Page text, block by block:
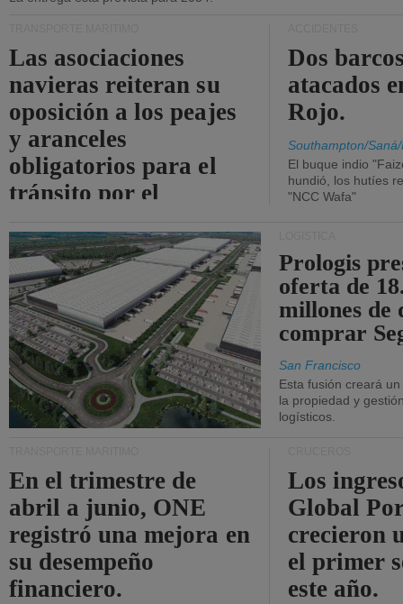
Las asociaciones
navieras reiteran su
oposición a los peajes
y aranceles
obligatorios para el
tránsito por el
Dos
atacados
Rojo.
Southampton/
El buque indio
hundió, los hutíes
"NCC Wafa"
Prologis
oferta de
millones de
comprar
San Francisco
Esta fusión creará
la propiedad y
logísticos.
En el trimestre de
abril a junio, ONE
registró una mejora en
su desempeño
financiero.
Los
Global
crecieron
el primer
este año.